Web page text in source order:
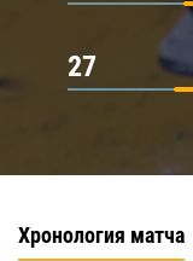
27
Хронология матча